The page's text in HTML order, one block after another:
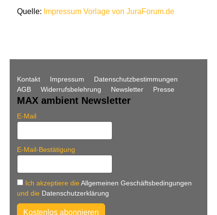
Quelle: Impressum Vorlage von JuraForum.de
Kontakt Impressum
Datenschutzbestimmungen
AGB
Widerrufsbelehrung Newsletter Presse
MAX ambient Newsletter
E-Mail
E-Mail-Bestätigung
Ich akzeptiere die Allgemeinen Geschäftsbedingungen
und die Datenschutzerklärung
Kostenlos abonnieren